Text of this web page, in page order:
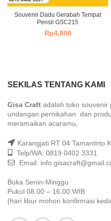
Souvenir Dadu Gerabah Tempat
Pensil GSC215
Rp4,800
SEKILAS TENTANG KAMI
Gisa Craft adalah toko souvenir
undangan pernikahan dan
meramaikan acaramu,
Karangjati RT 04 Tamantirto
Telp/WA: 0819 0402 3331
Email:
Buka Senin-Minggu
Pukul 08.00 – 16.00 WIB
(hari libur mohon konfirmasi